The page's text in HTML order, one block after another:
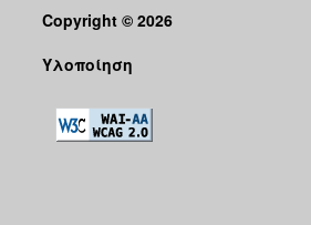
Copyright © 2026
Υλοποίηση